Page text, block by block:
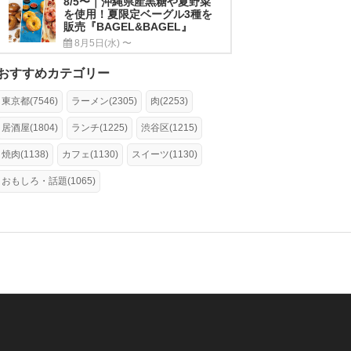
を使用！夏限定ベーグル3種を
販売『BAGEL&BAGEL』
8月5日(水) 〜
すすめカテゴリー
東京都(7546) ラーメン(2305) 肉(2253)
居酒屋(1804) ランチ(1225) 渋谷区(1215)
焼肉(1138) カフェ(1130) スイーツ(1130)
おもしろ・話題(1065)